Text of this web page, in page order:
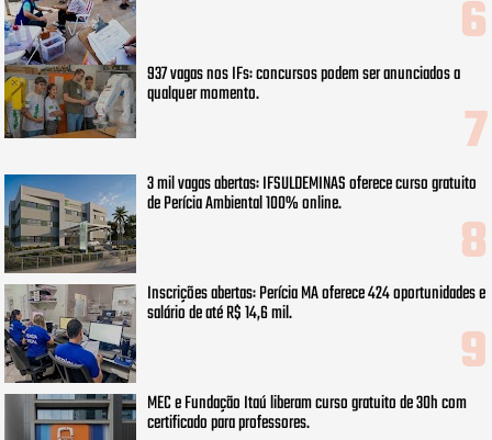
937 vagas nos IFs: concursos podem ser anunciados a
qualquer momento.
3 mil vagas abertas: IFSULDEMINAS oferece curso gratuito
de Perícia Ambiental 100% online.
Inscrições abertas: Perícia MA oferece 424 oportunidades e
salário de até R$ 14,6 mil.
MEC e Fundação Itaú liberam curso gratuito de 30h com
certificado para professores.